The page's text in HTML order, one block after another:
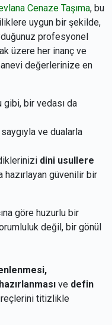
Cenaze Taşıma, bu
uygun bir şekilde,
profesyonel
üzere her inanç ve
değerlerinize en
gibi, bir vedası da
ve dualarla
dini usullere
hazırlayan güvenilir bir
göre huzurlu bir
değil, bir gönül
ve defin
titizlikle